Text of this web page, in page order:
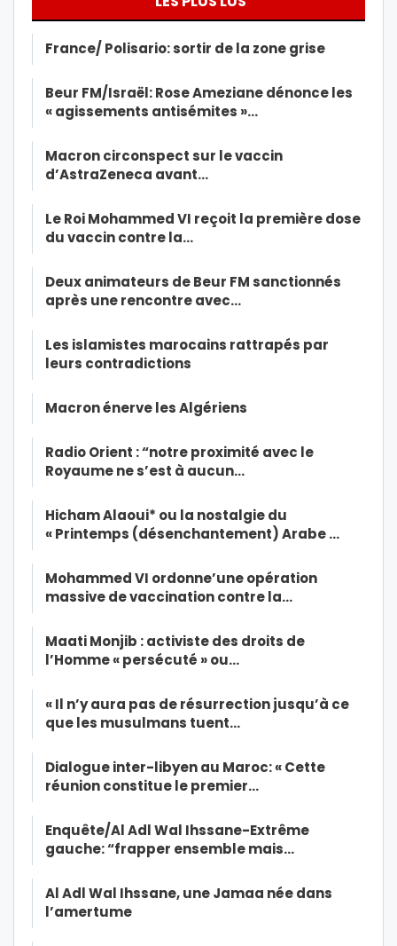
France/ Polisario: sortir de la zone grise
Beur FM/Israël: Rose Ameziane dénonce les
« agissements antisémites »…
Macron circonspect sur le vaccin
d’AstraZeneca avant…
Le Roi Mohammed VI reçoit la première dose
du vaccin contre la…
Deux animateurs de Beur FM sanctionnés
après une rencontre avec…
Les islamistes marocains rattrapés par
leurs contradictions
Macron énerve les Algériens
Radio Orient : “notre proximité avec le
Royaume ne s’est à aucun…
Hicham Alaoui* ou la nostalgie du
« Printemps (désenchantement) Arabe …
Mohammed VI ordonne’une opération
massive de vaccination contre la…
Maati Monjib : activiste des droits de
l’Homme « persécuté » ou…
« Il n’y aura pas de résurrection jusqu’à ce
que les musulmans tuent…
Dialogue inter-libyen au Maroc: « Cette
réunion constitue le premier…
Enquête/Al Adl Wal Ihssane-Extrême
gauche: “frapper ensemble mais…
Al Adl Wal Ihssane, une Jamaa née dans
l’amertume